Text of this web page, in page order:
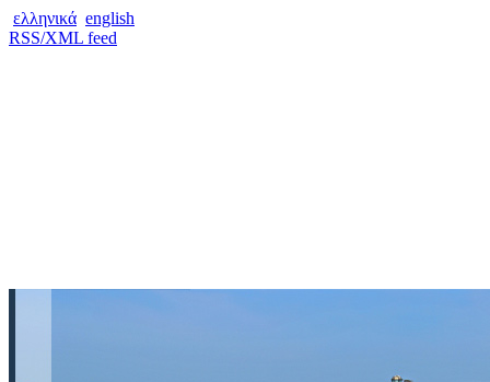
ελληνικά english
RSS/XML feed